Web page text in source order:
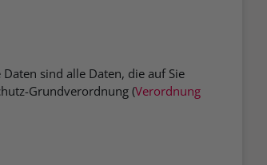
sind alle Daten, die auf Sie
Grundverordnung (Verordnung